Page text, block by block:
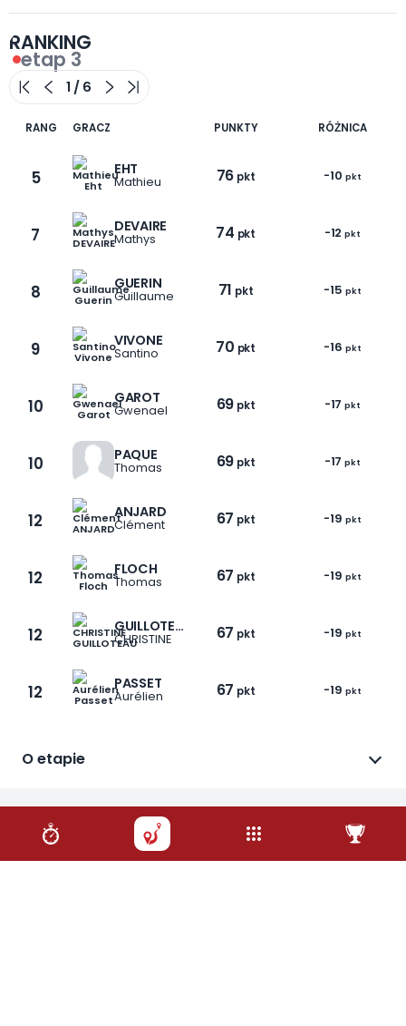
RANKING
etap 3
RANG GRACZ PUNKTY RÓŻNICA
5 EHT
Mathieu 76 pkt -10 pkt
7 DEVAIRE
Mathys 74 pkt -12 pkt
8 GUERIN
Guillaume 71 pkt -15 pkt
9 VIVONE
Santino 70 pkt -16 pkt
10 GAROT
Gwenael 69 pkt -17 pkt
10 PAQUE
Thomas 69 pkt -17 pkt
12 ANJARD
Clément 67 pkt -19 pkt
12 FLOCH
Thomas 67 pkt -19 pkt
12 GUILLOTEAU
CHRISTINE 67 pkt -19 pkt
12 PASSET
Aurélien 67 pkt -19 pkt
O etapie